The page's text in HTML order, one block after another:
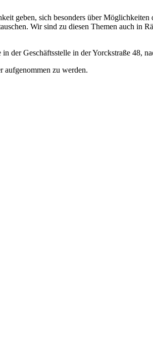
geben, sich besonders über Möglichkeiten
Wir sind zu diesen Themen auch in
Geschäftsstelle in der Yorckstraße 48,
aufgenommen zu werden.